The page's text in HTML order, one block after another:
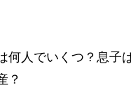
何人でいくつ？息子
？